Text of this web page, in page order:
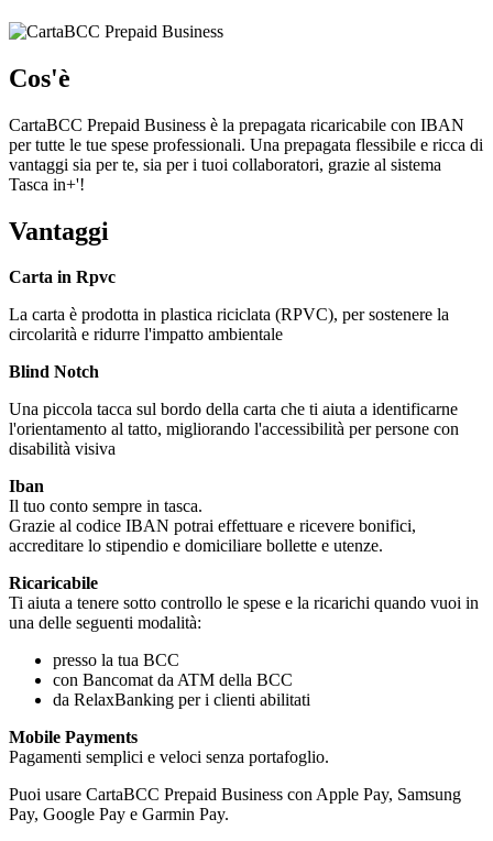
Cos'è
CartaBCC Prepaid Business è la prepagata ricaricabile con IBAN
per tutte le tue spese professionali. Una prepagata flessibile e ricca di
vantaggi sia per te, sia per i tuoi collaboratori, grazie al sistema
Tasca in+'!
Vantaggi
Carta in Rpvc
La carta è prodotta in plastica riciclata (RPVC), per sostenere la
circolarità e ridurre l'impatto ambientale
Blind Notch
Una piccola tacca sul bordo della carta che ti aiuta a identificarne
l'orientamento al tatto, migliorando l'accessibilità per persone con
disabilità visiva
Iban
Il tuo conto sempre in tasca.
Grazie al codice IBAN potrai effettuare e ricevere bonifici,
accreditare lo stipendio e domiciliare bollette e utenze.
Ricaricabile
Ti aiuta a tenere sotto controllo le spese e la ricarichi quando vuoi in
una delle seguenti modalità:
presso la tua BCC
con Bancomat da ATM della BCC
da RelaxBanking per i clienti abilitati
Mobile Payments
Pagamenti semplici e veloci senza portafoglio.
Puoi usare CartaBCC Prepaid Business con Apple Pay, Samsung
Pay, Google Pay e Garmin Pay.